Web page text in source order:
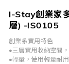
I-Stay創業家
層) -IS0105
創業系實用特色
•三層實用收納空間
•輕量，使用輕量耐